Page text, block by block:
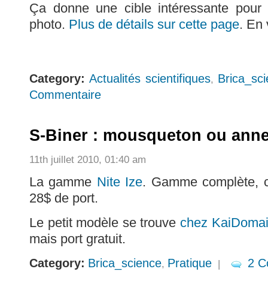
Ça donne une cible intéressante pour
photo. Plus de détails sur cette page. En
Category: Actualités scientifiques,
Commentaire
S-Biner : mousqueton ou
11th juillet 2010, 01:40 am
La gamme Nite Ize. Gamme complète,
28$ de port.
Le petit modèle se trouve chez
mais port gratuit.
Category: Brica_science, Pratique | 2